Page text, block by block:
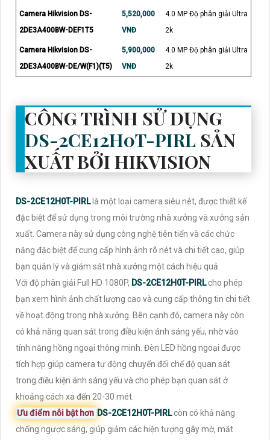
Camera Hikvision DS-
2DE3A400BW-DEF1T5
5,520,000
VNĐ
4.0 MP Độ phân giải Ultra
2k
Camera Hikvision DS-
2DE3A400BW-DE/W(F1)(T5)
5,900,000
VNĐ
4.0 MP Độ phân giải Ultra
2k
CÔNG TRÌNH SỬ DỤNG
DS-2CE12H0T-PIRL SẢN
XUẤT BỞI HIKVISION
DS-2CE12H0T-PIRL là một loại camera siêu nét, được thiết kế
đặc biệt để sử dụng trong môi trường nhà xưởng và xưởng sản
xuất. Camera này sử dụng công nghệ tiên tiến và các chức
năng đặc biệt để cung cấp hình ảnh rõ nét và chi tiết cao, giúp
bạn quản lý và giám sát nhà xưởng một cách hiệu quả.
Với độ phân giải Full HD 1080P, DS-2CE12H0T-PIRLcho phép
bạn xem hình ảnh chất lượng cao và cung cấp thông tin chi tiết
về hoạt động trong nhà xưởng. Bên cạnh đó, camera này còn
có khả năng quan sát trong điều kiện ánh sáng yếu, nhờ vào
tính năng hồng ngoại thông minh. Đèn LED hồng ngoại được
tích hợp giúp camera tự động chuyển đổi chế độ quan sát
trong điều kiện ánh sáng yếu và cho phép bạn quan sát ở
khoảng cách xa đến 20-30 mét.
Ưu điểm nỗi bật hơn DS-2CE12H0T-PIRLcòn có khả năng
chống ngược sáng, giúp giảm các hiện tượng gây mờ, mắt